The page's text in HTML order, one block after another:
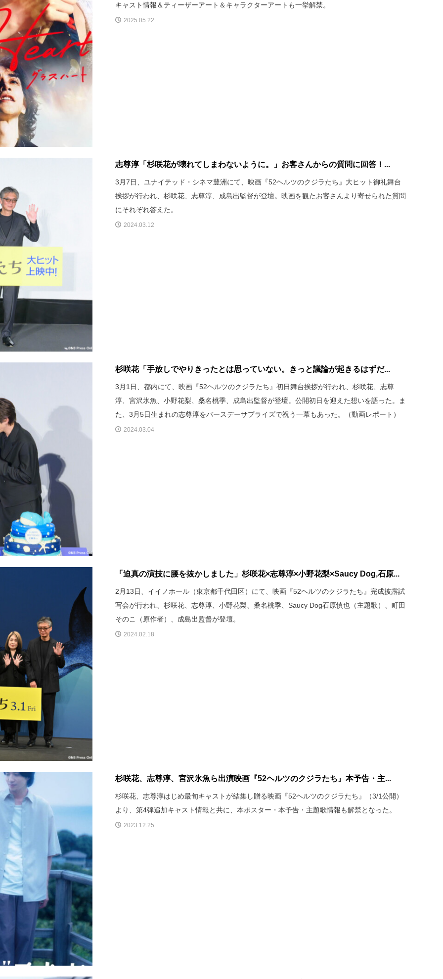
キャスト情報＆ティーザーアート＆キャラクターアートも一挙解禁。
2025.05.22
志尊淳「杉咲花が壊れてしまわないように。」お客さんからの質問に回答！...
3月7日、ユナイテッド・シネマ豊洲にて、映画『52ヘルツのクジラたち』大ヒット御礼舞台
挨拶が行われ、杉咲花、志尊淳、成島出監督が登壇。映画を観たお客さんより寄せられた質問
にそれぞれ答えた。
2024.03.12
杉咲花「手放しでやりきったとは思っていない。きっと議論が起きるはずだ...
3月1日、都内にて、映画『52ヘルツのクジラたち』初日舞台挨拶が行われ、杉咲花、志尊
淳、宮沢氷魚、小野花梨、桑名桃季、成島出監督が登壇。公開初日を迎えた想いを語った。ま
た、3月5日生まれの志尊淳をバースデーサプライズで祝う一幕もあった。（動画レポート）
2024.03.04
「迫真の演技に腰を抜かしました」杉咲花×志尊淳×小野花梨×Saucy Dog,石原...
2月13日、イイノホール（東京都千代田区）にて、映画『52ヘルツのクジラたち』完成披露試
写会が行われ、杉咲花、志尊淳、小野花梨、桑名桃季、Saucy Dog石原慎也（主題歌）、町田
そのこ（原作者）、成島出監督が登壇。
2024.02.18
杉咲花、志尊淳、宮沢氷魚ら出演映画『52ヘルツのクジラたち』本予告・主...
杉咲花、志尊淳はじめ最旬キャストが結集し贈る映画『52ヘルツのクジラたち』（3/1公開）
より、第4弾追加キャスト情報と共に、本ポスター・本予告・主題歌情報も解禁となった。
2023.12.25